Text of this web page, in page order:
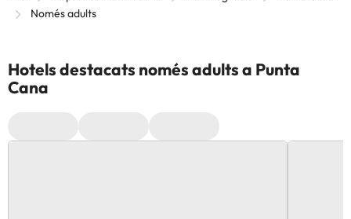
Només adults
Hotels destacats només adults a Punta
Cana